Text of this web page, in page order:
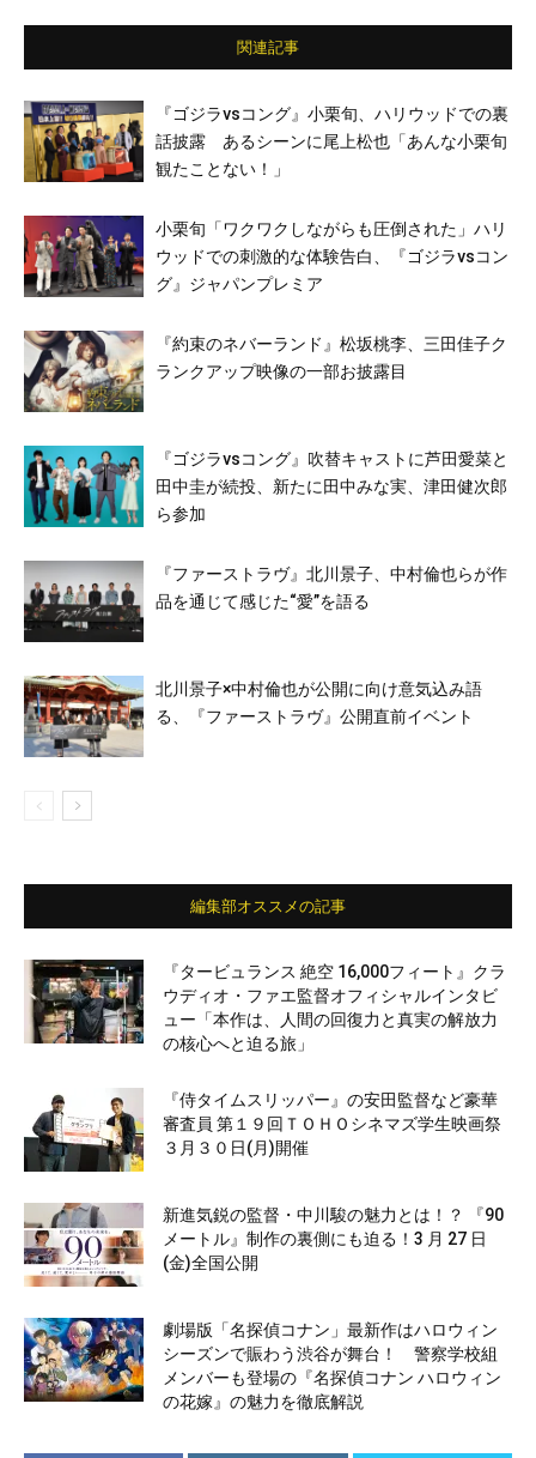
関連記事
『ゴジラvsコング』小栗旬、ハリウッドでの裏
話披露 あるシーンに尾上松也「あんな小栗旬
観たことない！」
小栗旬「ワクワクしながらも圧倒された」ハリ
ウッドでの刺激的な体験告白、『ゴジラvsコン
グ』ジャパンプレミア
『約束のネバーランド』松坂桃李、三田佳子ク
ランクアップ映像の一部お披露目
『ゴジラvsコング』吹替キャストに芦田愛菜と
田中圭が続投、新たに田中みな実、津田健次郎
ら参加
『ファーストラヴ』北川景子、中村倫也らが作
品を通じて感じた“愛”を語る
北川景子×中村倫也が公開に向け意気込み語
る、『ファーストラヴ』公開直前イベント
編集部オススメの記事
『タービュランス 絶空 16,000フィート』クラ
ウディオ・ファエ監督オフィシャルインタビ
ュー「本作は、人間の回復力と真実の解放力
の核心へと迫る旅」
『侍タイムスリッパー』の安田監督など豪華
審査員 第１９回ＴＯＨＯシネマズ学生映画祭
３月３０日(月)開催
新進気鋭の監督・中川駿の魅力とは！？ 『90
メートル』制作の裏側にも迫る！3 月 27 日
(金)全国公開
劇場版「名探偵コナン」最新作はハロウィン
シーズンで賑わう渋谷が舞台！ 警察学校組
メンバーも登場の『名探偵コナン ハロウィン
の花嫁』の魅力を徹底解説